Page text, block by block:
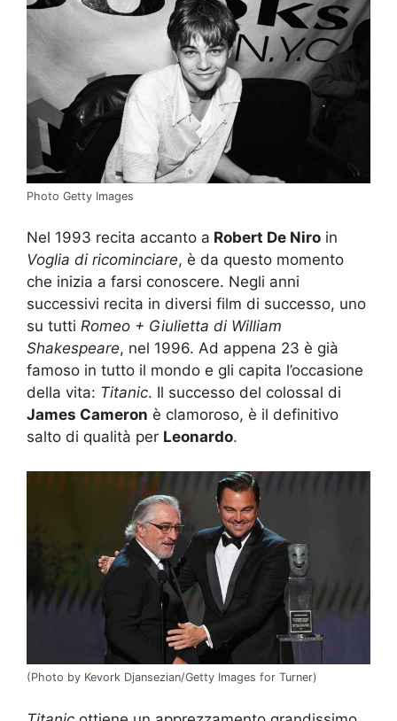
Photo Getty Images
Nel 1993 recita accanto a Robert De Niro in
Voglia di ricominciare, è da questo momento
che inizia a farsi conoscere. Negli anni
successivi recita in diversi film di successo, uno
su tutti Romeo + Giulietta di William
Shakespeare, nel 1996. Ad appena 23 è già
famoso in tutto il mondo e gli capita l’occasione
della vita: Titanic. Il successo del colossal di
James Cameron è clamoroso, è il definitivo
salto di qualità per Leonardo.
(Photo by Kevork Djansezian/Getty Images for Turner)